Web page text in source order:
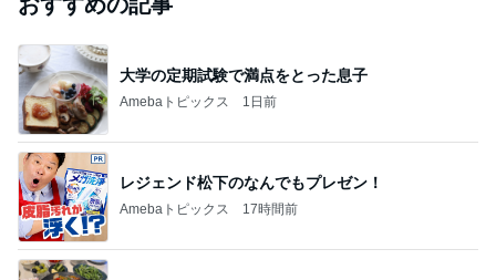
大学の定期試験で満点をとった息子
Amebaトピックス 1日前
レジェンド松下のなんでもプレゼン！
Amebaトピックス 17時間前